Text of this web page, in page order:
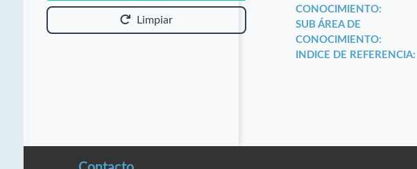
Limpiar
CONOCIMIENTO:
SUB ÁREA DE
CONOCIMIENTO:
INDICE DE REFERENCIA: